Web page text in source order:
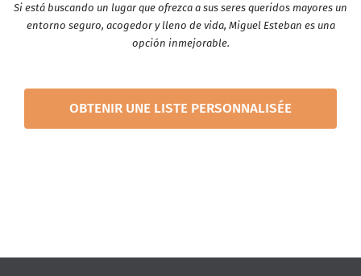
Si está buscando un lugar que ofrezca a sus seres queridos mayores un
entorno seguro, acogedor y lleno de vida, Miguel Esteban es una
opción inmejorable.
OBTENIR UNE LISTE PERSONNALISÉE